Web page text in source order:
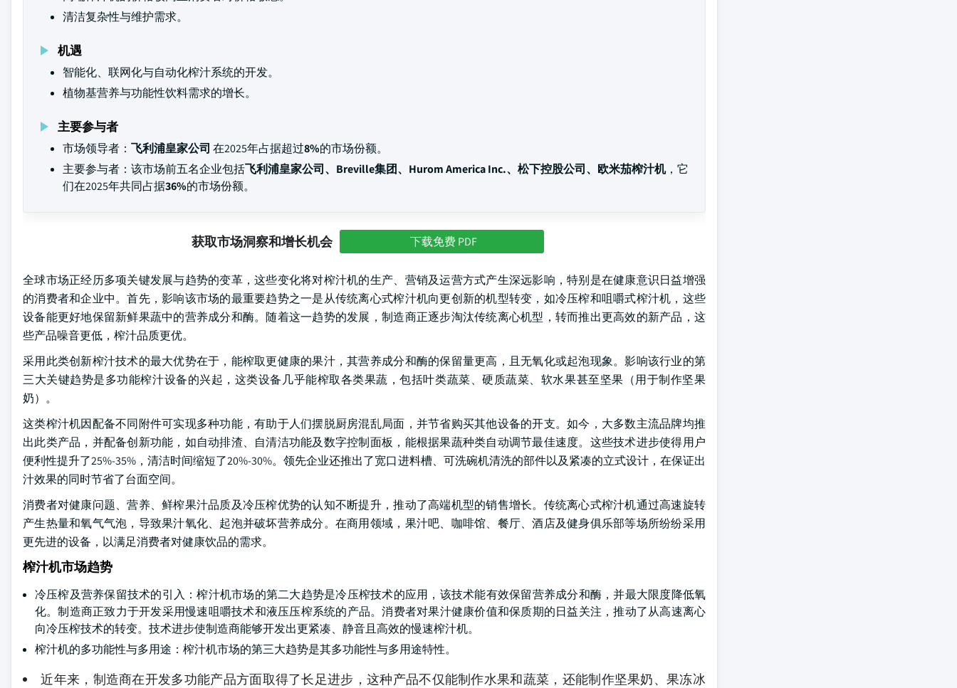
清洁复杂性与维护需求。
机遇
智能化、联网化与自动化榨汁系统的开发。
植物基营养与功能性饮料需求的增长。
主要参与者
市场领导者： 飞利浦皇家公司 在2025年占据超过8%的市场份额。
主要参与者：该市场前五名企业包括飞利浦皇家公司、Breville集团、Hurom America Inc.、松下控股公司、欧米茄榨汁机，它
们在2025年共同占据36%的市场份额。
获取市场洞察和增长机会 下载免费 PDF
全球市场正经历多项关键发展与趋势的变革，这些变化将对榨汁机的生产、营销及运营方式产生深远影响，特别是在健康意识日益增强
的消费者和企业中。首先，影响该市场的最重要趋势之一是从传统离心式榨汁机向更创新的机型转变，如冷压榨和咀嚼式榨汁机，这些
设备能更好地保留新鲜果蔬中的营养成分和酶。随着这一趋势的发展，制造商正逐步淘汰传统离心机型，转而推出更高效的新产品，这
些产品噪音更低，榨汁品质更优。
采用此类创新榨汁技术的最大优势在于，能榨取更健康的果汁，其营养成分和酶的保留量更高，且无氧化或起泡现象。影响该行业的第
三大关键趋势是多功能榨汁设备的兴起，这类设备几乎能榨取各类果蔬，包括叶类蔬菜、硬质蔬菜、软水果甚至坚果（用于制作坚果
奶）。
这类榨汁机因配备不同附件可实现多种功能，有助于人们摆脱厨房混乱局面，并节省购买其他设备的开支。如今，大多数主流品牌均推
出此类产品，并配备创新功能，如自动排渣、自清洁功能及数字控制面板，能根据果蔬种类自动调节最佳速度。这些技术进步使得用户
便利性提升了25%-35%，清洁时间缩短了20%-30%。领先企业还推出了宽口进料槽、可洗碗机清洗的部件以及紧凑的立式设计，在保证出
汁效果的同时节省了台面空间。
消费者对健康问题、营养、鲜榨果汁品质及冷压榨优势的认知不断提升，推动了高端机型的销售增长。传统离心式榨汁机通过高速旋转
产生热量和氧气气泡，导致果汁氧化、起泡并破坏营养成分。在商用领域，果汁吧、咖啡馆、餐厅、酒店及健身俱乐部等场所纷纷采用
更先进的设备，以满足消费者对健康饮品的需求。
榨汁机市场趋势
冷压榨及营养保留技术的引入：榨汁机市场的第二大趋势是冷压榨技术的应用，该技术能有效保留营养成分和酶，并最大限度降低氧
化。制造商正致力于开发采用慢速咀嚼技术和液压压榨系统的产品。消费者对果汁健康价值和保质期的日益关注，推动了从高速离心
向冷压榨技术的转变。技术进步使制造商能够开发出更紧凑、静音且高效的慢速榨汁机。
榨汁机的多功能性与多用途：榨汁机市场的第三大趋势是其多功能性与多用途特性。
近年来，制造商在开发多功能产品方面取得了长足进步，这种产品不仅能制作水果和蔬菜，还能制作坚果奶、果冻冰